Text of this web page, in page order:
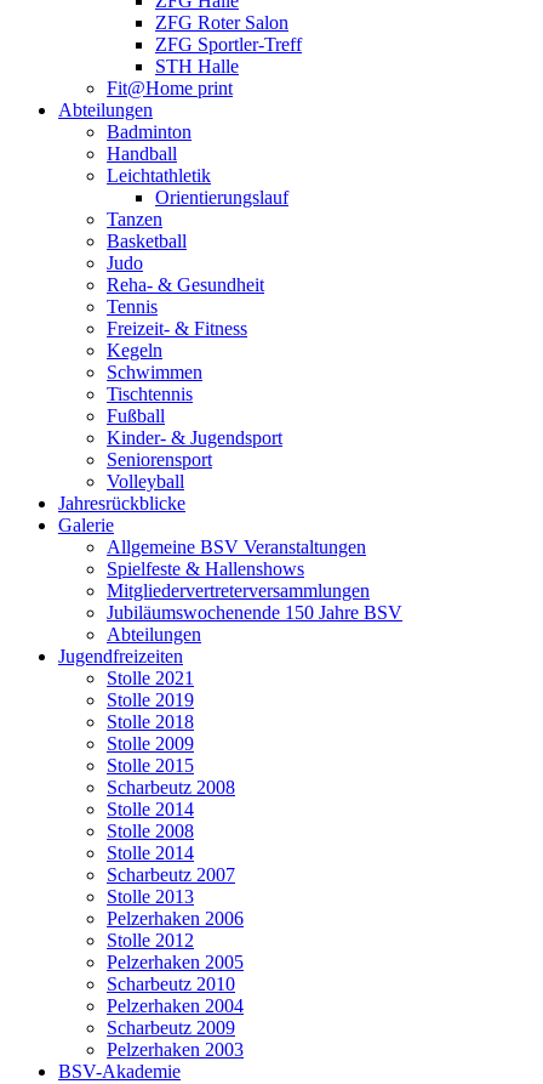
ZFG Roter Salon
ZFG Sportler-Treff
STH Halle
Fit@Home print
Abteilungen
Badminton
Handball
Leichtathletik
Orientierungslauf
Tanzen
Basketball
Judo
Reha- & Gesundheit
Tennis
Freizeit- & Fitness
Kegeln
Schwimmen
Tischtennis
Fußball
Kinder- & Jugendsport
Seniorensport
Volleyball
Jahresrückblicke
Galerie
Allgemeine BSV Veranstaltungen
Spielfeste & Hallenshows
Mitgliedervertreterversammlungen
Jubiläumswochenende 150 Jahre BSV
Abteilungen
Jugendfreizeiten
Stolle 2021
Stolle 2019
Stolle 2018
Stolle 2009
Stolle 2015
Scharbeutz 2008
Stolle 2014
Stolle 2008
Stolle 2014
Scharbeutz 2007
Stolle 2013
Pelzerhaken 2006
Stolle 2012
Pelzerhaken 2005
Scharbeutz 2010
Pelzerhaken 2004
Scharbeutz 2009
Pelzerhaken 2003
BSV-Akademie